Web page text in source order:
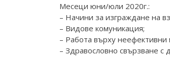
Месеци юни/юли 2020г.:
– Начини за изграждане на
– Видове комуникация;
– Работа върху
– Здравословно свързване с